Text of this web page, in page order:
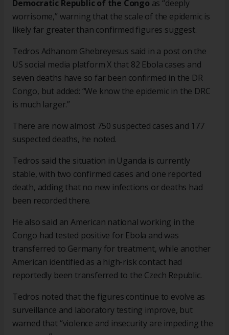
Democratic Republic of the Congo as “deeply
worrisome,” warning that the scale of the epidemic is
likely far greater than confirmed figures suggest.
Tedros Adhanom Ghebreyesus said in a post on the
US social media platform X that 82 Ebola cases and
seven deaths have so far been confirmed in the DR
Congo, but added: “We know the epidemic in the DRC
is much larger.”
There are now almost 750 suspected cases and 177
suspected deaths, he noted.
Tedros said the situation in Uganda is currently
stable, with two confirmed cases and one reported
death, adding that no new infections or deaths had
been recorded there.
He also said an American national working in the
Congo had tested positive for Ebola and was
transferred to Germany for treatment, while another
American identified as a high-risk contact had
reportedly been transferred to the Czech Republic.
Tedros noted that the figures continue to evolve as
surveillance and laboratory testing improve, but
warned that “violence and insecurity are impeding the